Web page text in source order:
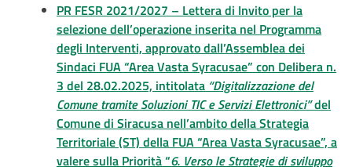
PR FESR 2021/2027 – Lettera di Invito per la
selezione dell’operazione inserita nel Programma
degli Interventi, approvato dall’Assemblea dei
Sindaci FUA “Area Vasta Syracusae” con Delibera n.
3 del 28.02.2025, intitolata “Digitalizzazione del
Comune tramite Soluzioni TIC e Servizi Elettronici”del
Comune di Siracusa nell’ambito della Strategia
Territoriale (ST) della FUA “Area Vasta Syracusae”, a
valere sulla Priorità “6. Verso le Strategie di sviluppo